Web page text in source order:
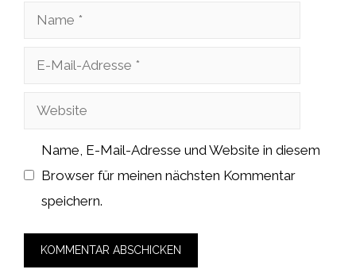
Name
Adresse
Website
Name, E-Mail-Adresse und Website in diesem
Browser für meinen nächsten Kommentar
speichern.